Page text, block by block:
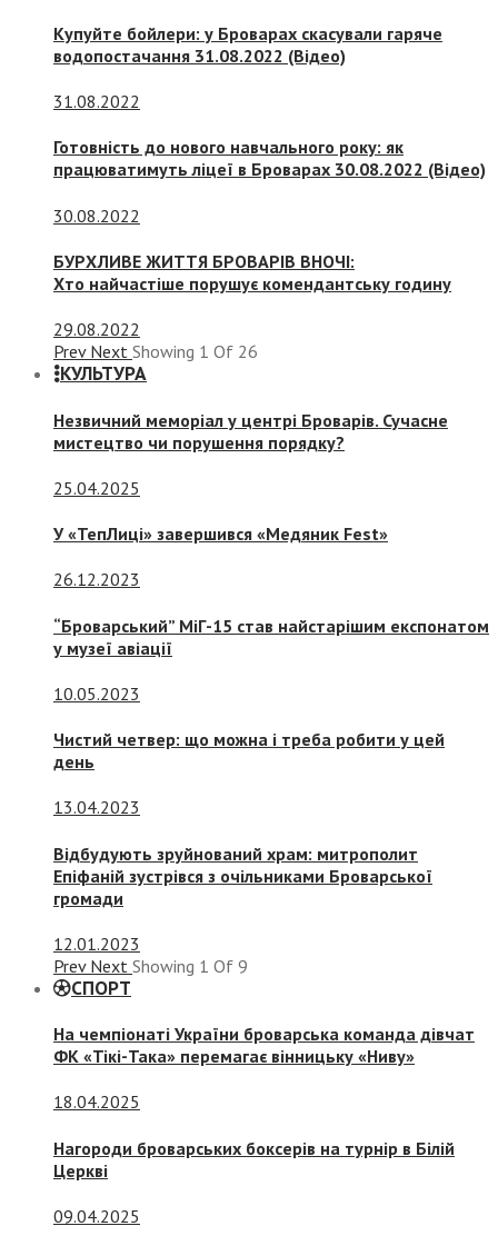
Купуйте бойлери: у Броварах скасували гаряче
водопостачання 31.08.2022 (Відео)
31.08.2022
Готовність до нового навчального року: як
працюватимуть ліцеї в Броварах 30.08.2022 (Відео)
30.08.2022
БУРХЛИВЕ ЖИТТЯ БРОВАРІВ ВНОЧІ:
Хто найчастіше порушує комендантську годину
29.08.2022
Prev Next Showing 1 Of 26
КУЛЬТУРА
Незвичний меморіал у центрі Броварів. Сучасне
мистецтво чи порушення порядку?
25.04.2025
У «ТепЛиці» завершився «Медяник Fest»
26.12.2023
“Броварський” МіГ-15 став найстарішим експонатом
у музеї авіації
10.05.2023
Чистий четвер: що можна і треба робити у цей
день
13.04.2023
Відбудують зруйнований храм: митрополит
Епіфаній зустрівся з очільниками Броварської
громади
12.01.2023
Prev Next Showing 1 Of 9
СПОРТ
На чемпіонаті України броварська команда дівчат
ФК «Тікі-Така» перемагає вінницьку «Ниву»
18.04.2025
Нагороди броварських боксерів на турнір в Білій
Церкві
09.04.2025